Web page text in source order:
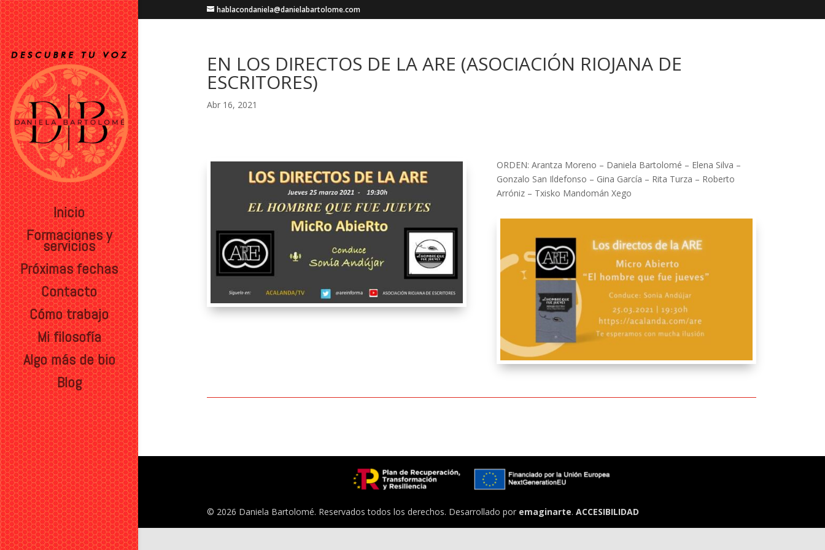
hablacondaniela@danielabartolome.com
Inicio
Formaciones y
servicios
Próximas fechas
Contacto
Cómo trabajo
Mi filosofía
Algo más de bio
Blog
EN LOS DIRECTOS DE LA ARE (ASOCIACIÓN RIOJANA DE
ESCRITORES)
Abr 16, 2021
ORDEN: Arantza Moreno – Daniela Bartolomé – Elena Silva –
Gonzalo San Ildefonso – Gina García – Rita Turza – Roberto
Arróniz – Txisko Mandomán Xego
© 2026 Daniela Bartolomé. Reservados todos los derechos. Desarrollado por emaginarte. ACCESIBILIDAD